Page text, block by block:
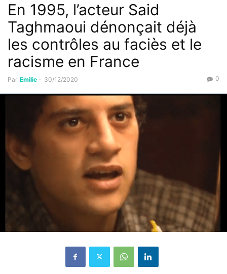
En 1995, l’acteur Said
Taghmaoui dénonçait déjà
les contrôles au faciès et le
racisme en France
Par Emilie - 30/12/2020 0